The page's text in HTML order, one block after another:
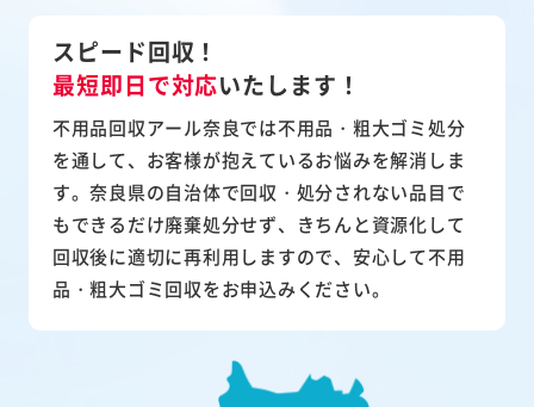
スピード回収！
最短即日で対応いたします！
不用品回収アール奈良では不用品・粗大ゴミ処分
を通して、お客様が抱えているお悩みを解消しま
す。奈良県の自治体で回収・処分されない品目で
もできるだけ廃棄処分せず、きちんと資源化して
回収後に適切に再利用しますので、安心して不用
品・粗大ゴミ回収をお申込みください。